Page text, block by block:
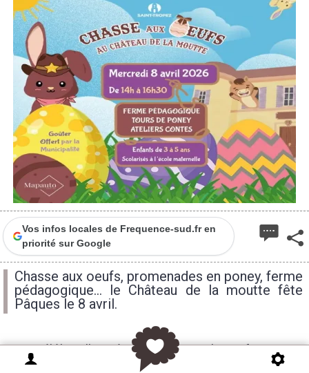
Vos infos locales de Frequence-sud.fr en
priorité sur Google
Chasse aux oeufs, promenades en poney, ferme
pédagogique... le Château de la moutte fête
Pâques le 8 avril.
Pour célébrer l’arrivée du printemps, les enfants
𝗮̂𝗴𝗲́𝘀 𝗱𝗲 𝟯 𝗮̀ 𝟱 𝗮𝗻𝘀 𝗲𝘁 𝘀𝗰𝗼𝗹𝗮𝗿𝗶𝘀𝗲́𝘀 𝗲𝗻